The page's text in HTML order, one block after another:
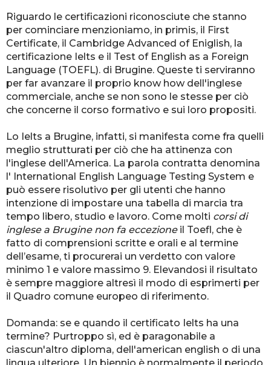
Riguardo le certificazioni riconosciute che stanno
per cominciare menzioniamo, in primis, il First
Certificate, il Cambridge Advanced of Eniglish, la
certificazione Ielts e il Test of English as a Foreign
Language (TOEFL). di Brugine. Queste ti serviranno
per far avanzare il proprio know how dell'inglese
commerciale, anche se non sono le stesse per ciò
che concerne il corso formativo e sui loro propositi.
Lo Ielts a Brugine, infatti, si manifesta come fra quelli
meglio strutturati per ciò che ha attinenza con
l'inglese dell'America. La parola contratta denomina
l' International English Language Testing System e
può essere risolutivo per gli utenti che hanno
intenzione di impostare una tabella di marcia tra
tempo libero, studio e lavoro. Come molti corsi di
inglese a Brugine non fa eccezioneil Toefl, che è
fatto di comprensioni scritte e orali e al termine
dell’esame, ti procurerai un verdetto con valore
minimo 1 e valore massimo 9. Elevandosi il risultato
è sempre maggiore altresì il modo di esprimerti per
il Quadro comune europeo di riferimento.
Domanda: se e quando il certificato Ielts ha una
termine? Purtroppo sì, ed è paragonabile a
ciascun'altro diploma, dell'american english o di una